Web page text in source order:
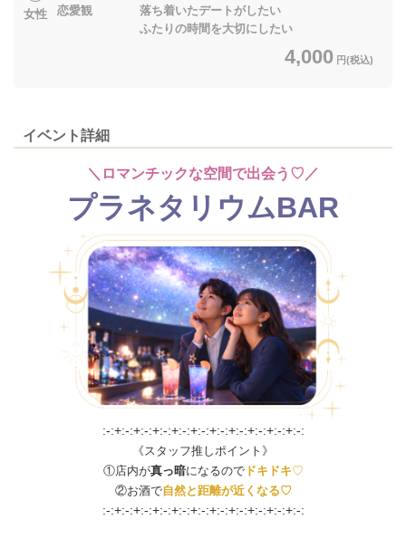
女性
恋愛観 落ち着いたデートがしたい
ふたりの時間を大切にしたい
4,000 円(税込)
イベント詳細
＼ロマンチックな空間で出会う♡／
プラネタリウムBAR
:-:+:-:+:-:+:-:+:-:+:-:+:-:+:-:+:-:+:-:+:-:
《スタッフ推しポイント》
①店内が真っ暗になるのでドキドキ♡
②お酒で自然と距離が近くなる♡
:-:+:-:+:-:+:-:+:-:+:-:+:-:+:-:+:-:+:-:+:-: